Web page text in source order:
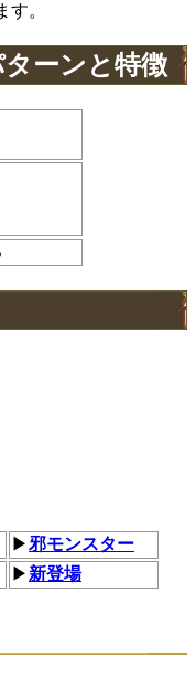
。
ーンと特徴
▶邪モンスター
▶ 新登場